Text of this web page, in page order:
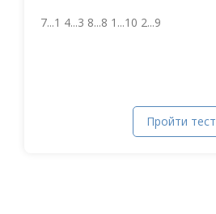
7...1 4...3 8...8 1...10 2...9
Пройти тест